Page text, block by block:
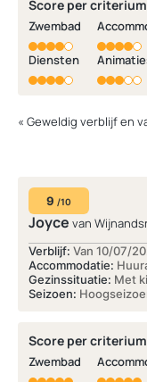
Score per
Zwembad
Diensten
9 /10
Joyce van
Verblijf: Van 10/07/
Accommodatie:
Gezinssituatie: Met
Seizoen:
Score per
Zwembad